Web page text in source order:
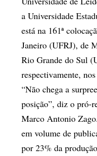
a Universidade
está na 161ª
Janeiro (UFRJ), de
Rio Grande do Sul
respectivamente,
“Não chega a
posição”, diz o pró-
Marco Antonio
em volume de
por 23% da